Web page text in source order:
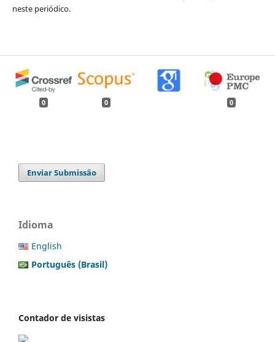
neste periódico.
0 0 0
Enviar Submissão
Idioma
English
Português (Brasil)
Contador de visistas